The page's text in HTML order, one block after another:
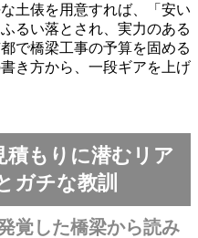
土俵を用意すれば、「安い
るい落とされ、実力のある
で橋梁工事の予算を固める
き方から、一段ギアを上げ
積もりに潜むリア
ガチな教訓
覚した橋梁から読み